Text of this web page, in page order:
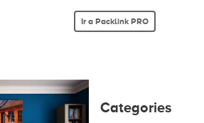
Ir a Packlink PRO
Categories